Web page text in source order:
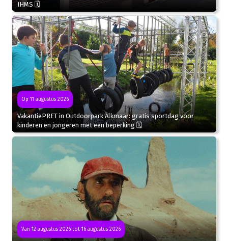
IHMS 🗓
Op 11 augustus 2026
VakantiePRET in Outdoorpark Alkmaar: gratis sportdag voor
kinderen en jongeren met een beperking 🗓
Van 12 augustus 2026 tot 16 augustus 2026